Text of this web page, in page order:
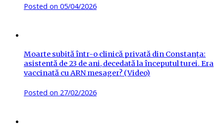
Posted on 05/04/2026
Moarte subită într-o clinică privată din Constanța:
asistentă de 23 de ani, decedată la începutul turei. Era
vaccinată cu ARN mesager? (Video)
Posted on 27/02/2026